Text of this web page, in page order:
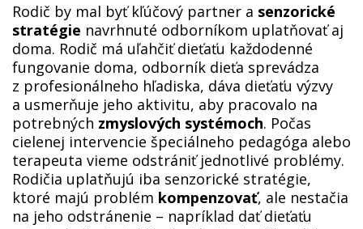
Rodič by mal byť kľúčový partner a senzorické
stratégie navrhnuté odborníkom uplatňovať aj
doma. Rodič má uľahčiť dieťaťu každodenné
fungovanie doma, odborník dieťa sprevádza
z profesionálneho hľadiska, dáva dieťaťu výzvy
a usmerňuje jeho aktivitu, aby pracovalo na
potrebných zmyslových systémoch. Počas
cielenej intervencie špeciálneho pedagóga alebo
terapeuta vieme odstrániť jednotlivé problémy.
Rodičia uplatňujú iba senzorické stratégie,
ktoré majú problém kompenzovať, ale nestačia
na jeho odstránenie – napríklad dať dieťaťu